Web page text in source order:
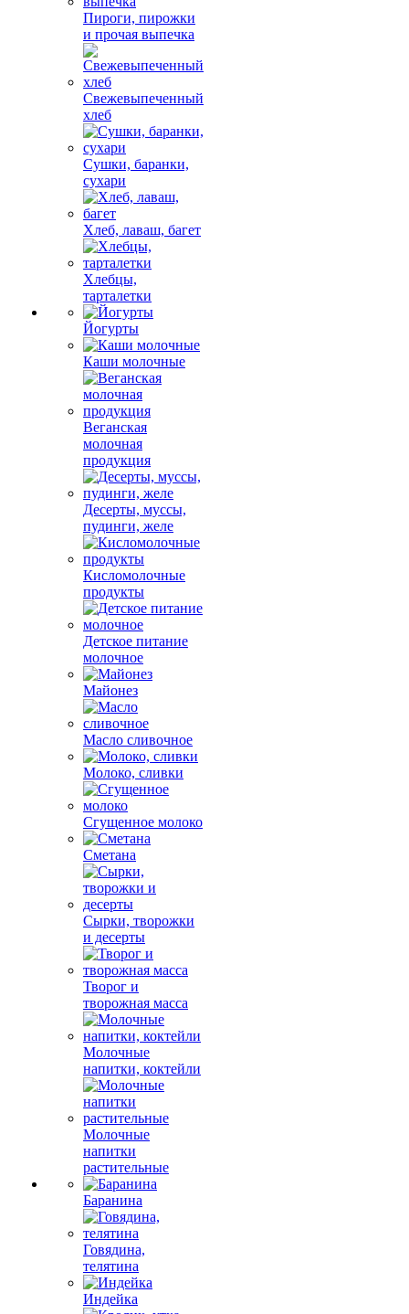
Пироги, пирожки
и прочая выпечка
Свежевыпеченный
хлеб
Сушки, баранки,
сухари
Хлеб, лаваш, багет
Хлебцы,
тарталетки
Йогурты
Каши молочные
Веганская
молочная
продукция
Десерты, муссы,
пудинги, желе
Кисломолочные
продукты
Детское питание
молочное
Майонез
Масло сливочное
Молоко, сливки
Сгущенное молоко
Сметана
Сырки, творожки
и десерты
Творог и
творожная масса
Молочные
напитки, коктейли
Молочные
напитки
растительные
Баранина
Говядина,
телятина
Индейка